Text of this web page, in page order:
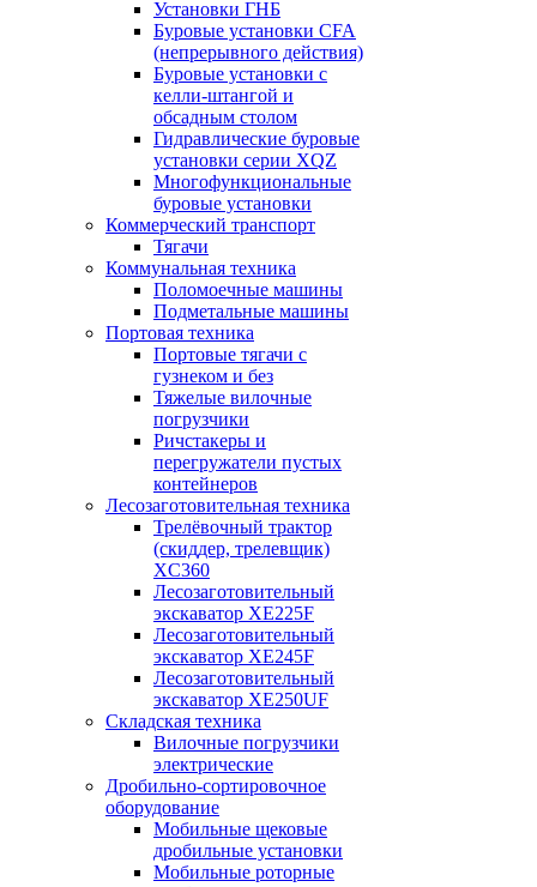
Установки ГНБ
Буровые установки CFA
(непрерывного действия)
Буровые установки с
келли-штангой и
обсадным столом
Гидравлические буровые
установки серии XQZ
Многофункциональные
буровые установки
Коммерческий транспорт
Тягачи
Коммунальная техника
Поломоечные машины
Подметальные машины
Портовая техника
Портовые тягачи с
гузнеком и без
Тяжелые вилочные
погрузчики
Ричстакеры и
перегружатели пустых
контейнеров
Лесозаготовительная техника
Трелёвочный трактор
(скиддер, трелевщик)
XC360
Лесозаготовительный
экскаватор XE225F
Лесозаготовительный
экскаватор XE245F
Лесозаготовительный
экскаватор XE250UF
Складская техника
Вилочные погрузчики
электрические
Дробильно-сортировочное
оборудование
Мобильные щековые
дробильные установки
Мобильные роторные